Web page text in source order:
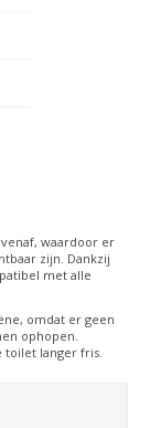
waardoor er
zijn. Dankzij
met alle
omdat er geen
ophopen.
toilet langer fris.